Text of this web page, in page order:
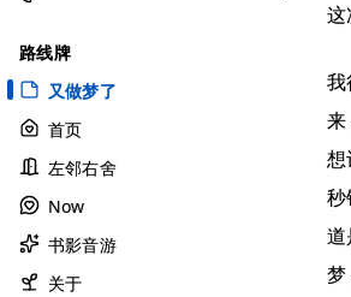
极夜黑
雅余黄
昱行粉
她的蓝
莫比乌斯
香草绿
自适应
路线牌
又做梦了
首页
左邻右舍
Now
书影音游
关于
梦